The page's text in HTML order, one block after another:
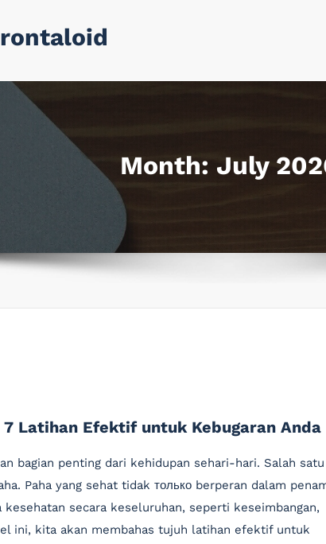
Month: July
7 Latihan Efektif untuk Kebugaran Anda
bagian penting dari kehidupan sehari-hari. Salah
Paha yang sehat tidak только berperan dalam
secara keseluruhan, seperti keseimbangan,
ini, kita akan membahas tujuh latihan efektif untuk